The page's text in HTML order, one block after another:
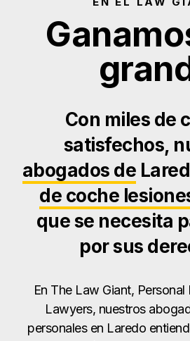
Con miles de
satisfechos,
abogados de
de coche
que se necesita
por sus
En The Law Giant,
Lawyers, nuestros
personales en Laredo